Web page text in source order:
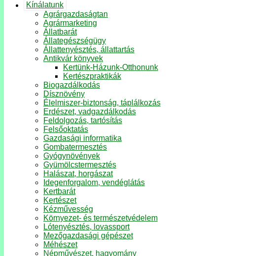
Kínálatunk
Agrárgazdaságtan
Agrármarketing
Állatbarát
Állategészségügy
Állattenyésztés, állattartás
Antikvár könyvek
Kertünk-Házunk-Otthonunk
Kertészpraktikák
Biogazdálkodás
Dísznövény
Élelmiszer-biztonság, táplálkozás
Erdészet, vadgazdálkodás
Feldolgozás, tartósítás
Felsőoktatás
Gazdasági informatika
Gombatermesztés
Gyógynövények
Gyümölcstermesztés
Halászat, horgászat
Idegenforgalom, vendéglátás
Kertbarát
Kertészet
Kézművesség
Környezet- és természetvédelem
Lótenyésztés, lovassport
Mezőgazdasági gépészet
Méhészet
Népművészet, hagyomány